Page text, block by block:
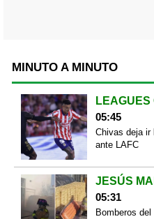
MINUTO A MINUTO
LEAGUES
05:45
Chivas deja ir
ante LAFC
JESÚS
05:31
Bomberos